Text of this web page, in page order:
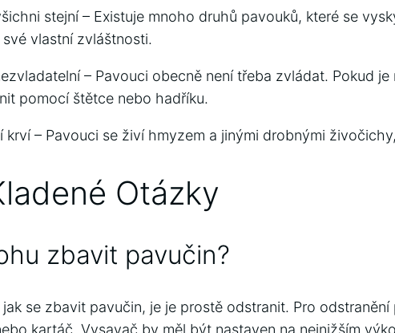
stejní – Existuje mnoho druhů pavouků, které se
vlastní zvláštnosti.
– Pavouci obecně není třeba zvládat. Pokud je
pomocí štětce nebo hadříku.
krví – Pavouci se živí hmyzem a jinými drobnými
Otázky
zbavit pavučin?
se zbavit pavučin, je je prostě odstranit. Pro odstranění
kartáč. Vysavač by měl být nastaven na nejnižším